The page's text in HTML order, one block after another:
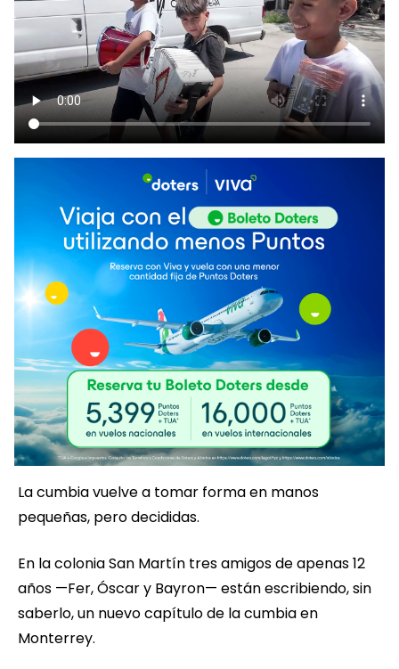
La cumbia vuelve a tomar forma en manos
pequeñas, pero decididas.
En la colonia San Martín tres amigos de apenas 12
años —Fer, Óscar y Bayron— están escribiendo, sin
saberlo, un nuevo capítulo de la cumbia en
Monterrey.